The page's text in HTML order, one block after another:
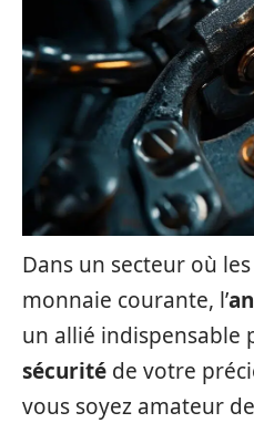
Dans un secteur où les
monnaie courante, l’
un allié indispensable
sécurité de votre
vous soyez amateur